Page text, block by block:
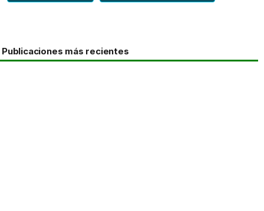
Publicaciones más recientes